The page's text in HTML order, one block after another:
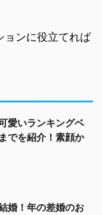
ョンに役立てれば
愛いランキングベ
でを紹介！素顔か
婚！年の差婚のお